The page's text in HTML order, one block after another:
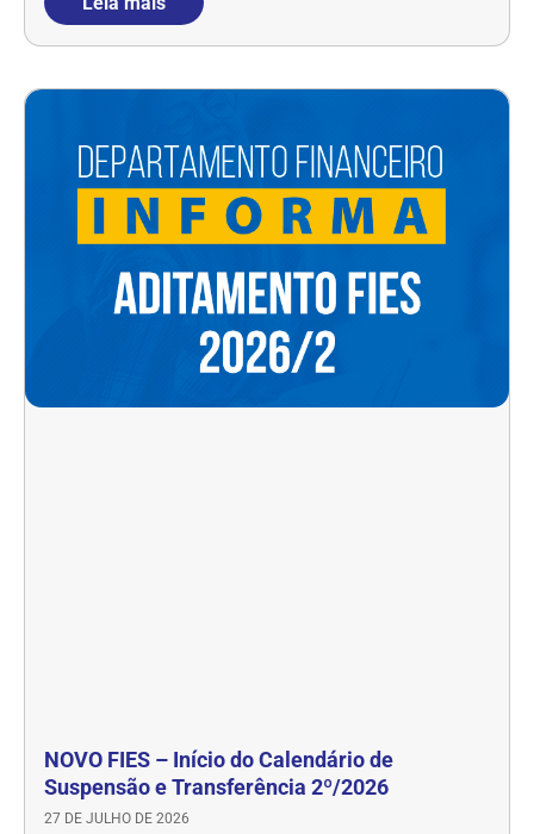
NOVO FIES – Início do Calendário de
Suspensão e Transferência 2º/2026
27 DE JULHO DE 2026